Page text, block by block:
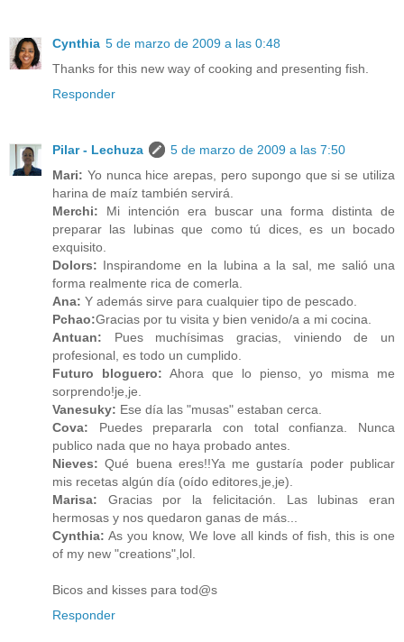
Cynthia 5 de marzo de 2009 a las 0:48
Thanks for this new way of cooking and presenting fish.
Responder
Pilar - Lechuza
5 de marzo de 2009 a las 7:50
Mari: Yo nunca hice arepas, pero supongo que si se utiliza
harina de maíz también servirá.
Merchi: Mi intención era buscar una forma distinta de
preparar las lubinas que como tú dices, es un bocado
exquisito.
Dolors: Inspirandome en la lubina a la sal, me salió una
forma realmente rica de comerla.
Ana: Y además sirve para cualquier tipo de pescado.
Pchao:Gracias por tu visita y bien venido/a a mi cocina.
Antuan: Pues muchísimas gracias, viniendo de un
profesional, es todo un cumplido.
Futuro bloguero: Ahora que lo pienso, yo misma me
sorprendo!je,je.
Vanesuky: Ese día las "musas" estaban cerca.
Cova: Puedes prepararla con total confianza. Nunca
publico nada que no haya probado antes.
Nieves: Qué buena eres!!Ya me gustaría poder publicar
mis recetas algún día (oído editores,je,je).
Marisa: Gracias por la felicitación. Las lubinas eran
hermosas y nos quedaron ganas de más...
Cynthia: As you know, We love all kinds of fish, this is one
of my new "creations",lol.
Bicos and kisses para tod@s
Responder